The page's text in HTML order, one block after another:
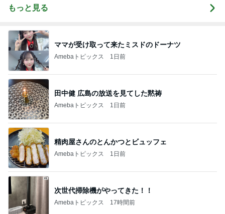
もっと見る
ママが受け取って来たミスドのドーナツ
Amebaトピックス 1日前
田中健 広島の放送を見てした黙祷
Amebaトピックス 1日前
精肉屋さんのとんかつとビュッフェ
Amebaトピックス 1日前
次世代掃除機がやってきた！！
Amebaトピックス 17時間前